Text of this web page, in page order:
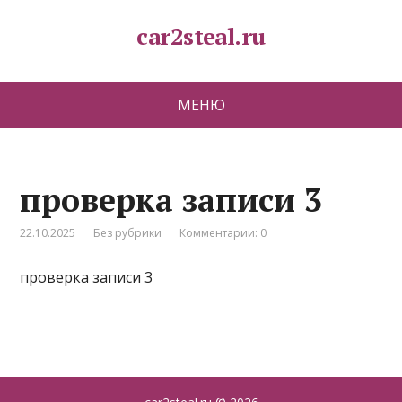
car2steal.ru
МЕНЮ
проверка записи 3
22.10.2025 Без рубрики Комментарии: 0
проверка записи 3